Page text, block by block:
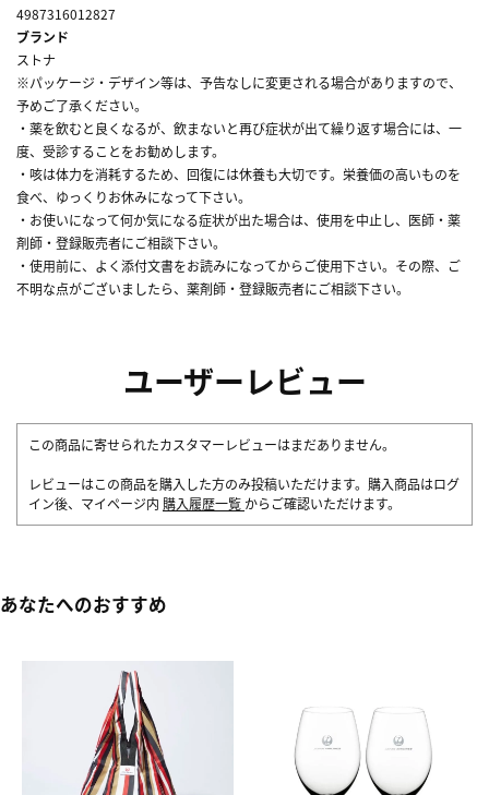
4987316012827
ブランド
ストナ
※パッケージ・デザイン等は、予告なしに変更される場合がありますので、
予めご了承ください。
・薬を飲むと良くなるが、飲まないと再び症状が出て繰り返す場合には、一
度、受診することをお勧めします。
・咳は体力を消耗するため、回復には休養も大切です。栄養価の高いものを
食べ、ゆっくりお休みになって下さい。
・お使いになって何か気になる症状が出た場合は、使用を中止し、医師・薬
剤師・登録販売者にご相談下さい。
・使用前に、よく添付文書をお読みになってからご使用下さい。その際、ご
不明な点がございましたら、薬剤師・登録販売者にご相談下さい。
ユーザーレビュー
この商品に寄せられたカスタマーレビューはまだありません。
レビューはこの商品を購入した方のみ投稿いただけます。購入商品はログ
イン後、マイページ内 購入履歴一覧 からご確認いただけます。
あなたへのおすすめ